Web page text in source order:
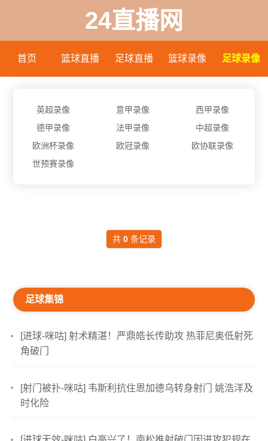
24直播网
首页 篮球直播 足球直播 篮球录像 足球录像
英超录像 意甲录像
西甲录像
德甲录像
法甲录像
中超录像
欧洲杯录像
欧冠录像
欧协联录像
世预赛录像
共0 条记录
足球集锦
[进球-咪咕] 射术精湛！严鼎皓长传助攻 热菲尼奥低射死
角破门
[射门被扑-咪咕] 韦斯利抗住恩加德乌转身射门 姚浩洋及
时化险